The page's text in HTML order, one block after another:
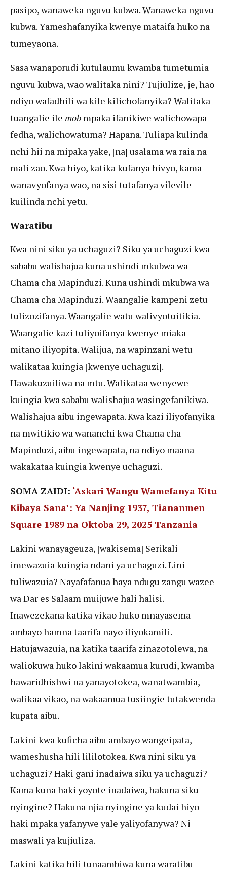
pasipo, wanaweka nguvu kubwa. Wanaweka nguvu
kubwa. Yameshafanyika kwenye mataifa huko na
tumeyaona.
Sasa wanaporudi kutulaumu kwamba tumetumia
nguvu kubwa, wao walitaka nini? Tujiulize, je, hao
ndiyo wafadhili wa kile kilichofanyika? Walitaka
tuangalie ile mob mpaka ifanikiwe walichowapa
fedha, walichowatuma? Hapana. Tuliapa kulinda
nchi hii na mipaka yake, [na] usalama wa raia na
mali zao. Kwa hiyo, katika kufanya hivyo, kama
wanavyofanya wao, na sisi tutafanya vilevile
kuilinda nchi yetu.
Waratibu
Kwa nini siku ya uchaguzi? Siku ya uchaguzi kwa
sababu walishajua kuna ushindi mkubwa wa
Chama cha Mapinduzi. Kuna ushindi mkubwa wa
Chama cha Mapinduzi. Waangalie kampeni zetu
tulizozifanya. Waangalie watu walivyotuitikia.
Waangalie kazi tuliyoifanya kwenye miaka
mitano iliyopita. Walijua, na wapinzani wetu
walikataa kuingia [kwenye uchaguzi].
Hawakuzuiliwa na mtu. Walikataa wenyewe
kuingia kwa sababu walishajua wasingefanikiwa.
Walishajua aibu ingewapata. Kwa kazi iliyofanyika
na mwitikio wa wananchi kwa Chama cha
Mapinduzi, aibu ingewapata, na ndiyo maana
wakakataa kuingia kwenye uchaguzi.
SOMA ZAIDI: ‘Askari Wangu Wamefanya Kitu
Kibaya Sana’: Ya Nanjing 1937, Tiananmen
Square 1989 na Oktoba 29, 2025 Tanzania
Lakini wanayageuza, [wakisema] Serikali
imewazuia kuingia ndani ya uchaguzi. Lini
tuliwazuia? Nayafafanua haya ndugu zangu wazee
wa Dar es Salaam muijuwe hali halisi.
Inawezekana katika vikao huko mnayasema
ambayo hamna taarifa nayo iliyokamili.
Hatujawazuia, na katika taarifa zinazotolewa, na
waliokuwa huko lakini wakaamua kurudi, kwamba
hawaridhishwi na yanayotokea, wanatwambia,
walikaa vikao, na wakaamua tusiingie tutakwenda
kupata aibu.
Lakini kwa kuficha aibu ambayo wangeipata,
wameshusha hili lililotokea. Kwa nini siku ya
uchaguzi? Haki gani inadaiwa siku ya uchaguzi?
Kama kuna haki yoyote inadaiwa, hakuna siku
nyingine? Hakuna njia nyingine ya kudai hiyo
haki mpaka yafanywe yale yaliyofanywa? Ni
maswali ya kujiuliza.
Lakini katika hili tunaambiwa kuna waratibu